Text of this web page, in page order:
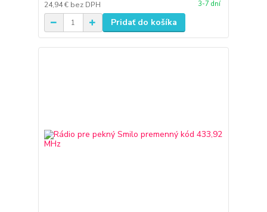
24,94 € bez DPH 3-7 dní
Pridať do košíka